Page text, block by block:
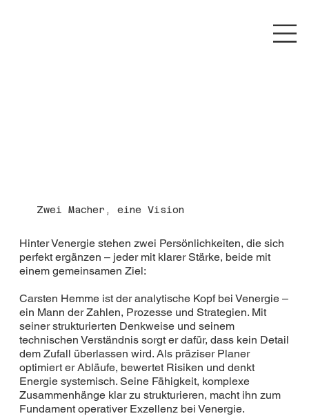
Zwei Macher, eine Vision
Hinter Venergie stehen zwei Persönlichkeiten, die sich
perfekt ergänzen – jeder mit klarer Stärke, beide mit
einem gemeinsamen Ziel:
Carsten Hemme ist der analytische Kopf bei Venergie –
ein Mann der Zahlen, Prozesse und Strategien. Mit
seiner strukturierten Denkweise und seinem
technischen Verständnis sorgt er dafür, dass kein Detail
dem Zufall überlassen wird. Als präziser Planer
optimiert er Abläufe, bewertet Risiken und denkt
Energie systemisch. Seine Fähigkeit, komplexe
Zusammenhänge klar zu strukturieren, macht ihn zum
Fundament operativer Exzellenz bei Venergie.